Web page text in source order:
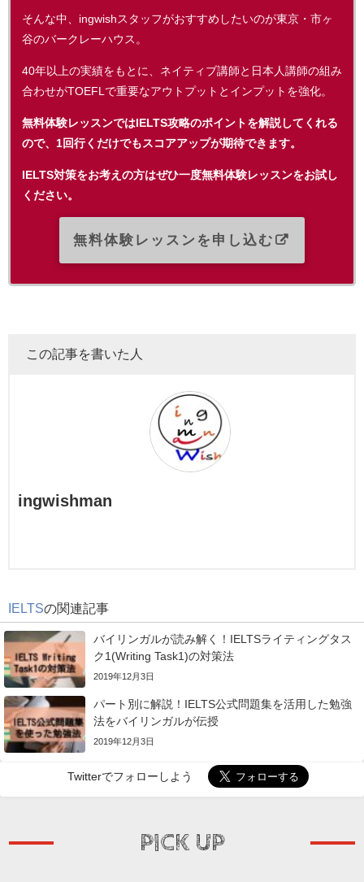
そんな中、ingwishスタッフがおすすめしたいのが東京・市ヶ
谷のバークレーハウス。
40年以上の実績をもとに、ネイティブ講師と日本人講師の組み
合わせがTOEFLで重要なアウトプットとインプットを強化。
無料体験レッスンではIELTS攻略のポイントを解説してくれる
ので、1回行くだけでもスコアアップが期待できます。
IELTS対策をお考えの方はぜひ一度無料体験レッスンをお試し
ください。
無料体験レッスンを申し込む
この記事を書いた人
ingwishman
IELTSの関連記事
バイリンガルが読み解く！IELTSライティングタス
ク1(Writing Task1)の対策法
2019年12月3日
パート別に解説！IELTS公式問題集を活用した勉強
法をバイリンガルが伝授
2019年12月3日
Twitterでフォローしよう
PICK UP